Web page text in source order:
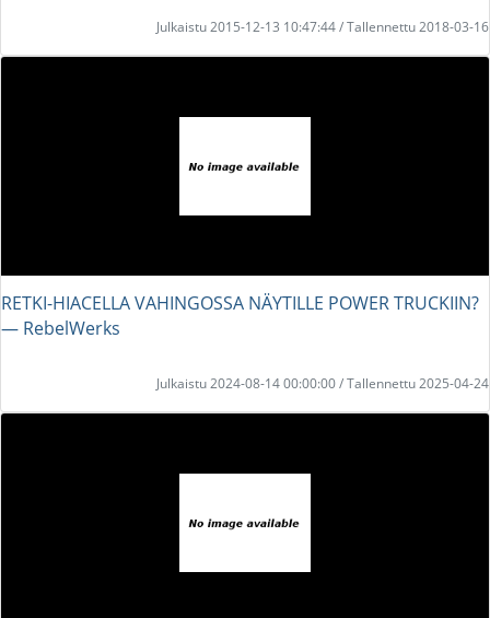
Julkaistu 2015-12-13 10:47:44 / Tallennettu 2018-03-16
RETKI-HIACELLA VAHINGOSSA NÄYTILLE POWER TRUCKIIN?
― RebelWerks
Julkaistu 2024-08-14 00:00:00 / Tallennettu 2025-04-24